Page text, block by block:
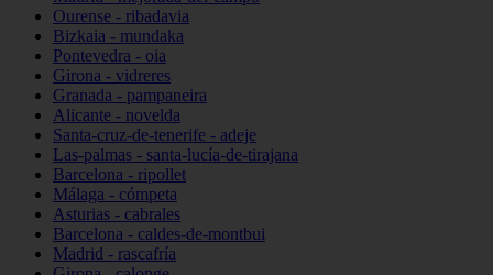
Ourense - ribadavia
Bizkaia - mundaka
Pontevedra - oia
Girona - vidreres
Granada - pampaneira
Alicante - novelda
Santa-cruz-de-tenerife - adeje
Las-palmas - santa-lucía-de-tirajana
Barcelona - ripollet
Málaga - cómpeta
Asturias - cabrales
Barcelona - caldes-de-montbui
Madrid - rascafría